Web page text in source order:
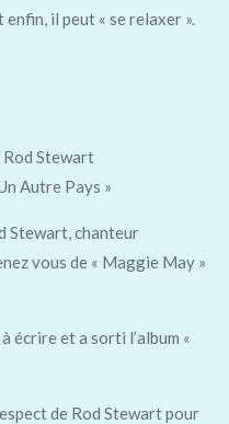
il peut « se relaxer ».
Rod Stewart
Autre Pays »
Stewart, chanteur
vous de « Maggie May »
écrire et a sorti l’album «
de Rod Stewart pour